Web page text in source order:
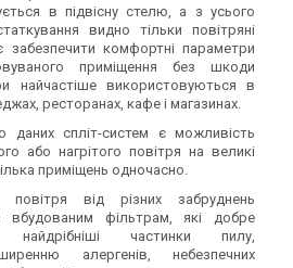
в підвісну стелю, а з усього
видно тільки повітряні
комфортні параметри
приміщення без шкоди
найчастіше використовуються в
ресторанах, кафе і магазинах.
спліт-систем є можливість
або нагрітого повітря на великі
приміщень одночасно.
повітря від різних забруднень
вбудованим фільтрам, які добре
найдрібніші частинки пилу,
алергенів, небезпечних